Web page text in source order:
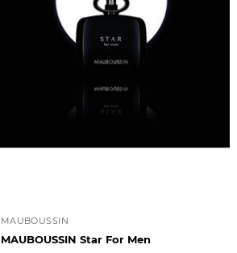
MAUBOUSSIN
MAUBOUSSIN Star For Men